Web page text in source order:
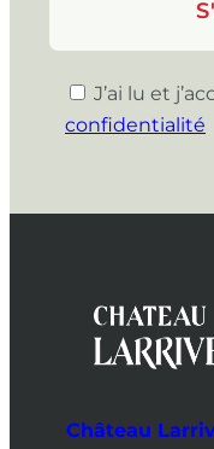
J’ai lu et
confidentialité
Château